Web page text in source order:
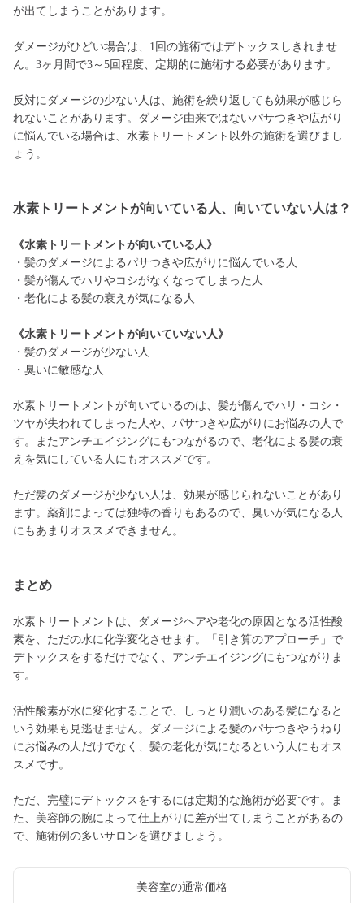
が出てしまうことがあります。
ダメージがひどい場合は、1回の施術ではデトックスしきれませ
ん。3ヶ月間で3～5回程度、定期的に施術する必要があります。
反対にダメージの少ない人は、施術を繰り返しても効果が感じら
れないことがあります。ダメージ由来ではないパサつきや広がり
に悩んでいる場合は、水素トリートメント以外の施術を選びまし
ょう。
水素トリートメントが向いている人、向いていない人は？
《水素トリートメントが向いている人》
・髪のダメージによるパサつきや広がりに悩んでいる人
・髪が傷んでハリやコシがなくなってしまった人
・老化による髪の衰えが気になる人
《水素トリートメントが向いていない人》
・髪のダメージが少ない人
・臭いに敏感な人
水素トリートメントが向いているのは、髪が傷んでハリ・コシ・
ツヤが失われてしまった人や、パサつきや広がりにお悩みの人で
す。またアンチエイジングにもつながるので、老化による髪の衰
えを気にしている人にもオススメです。
ただ髪のダメージが少ない人は、効果が感じられないことがあり
ます。薬剤によっては独特の香りもあるので、臭いが気になる人
にもあまりオススメできません。
まとめ
水素トリートメントは、ダメージヘアや老化の原因となる活性酸
素を、ただの水に化学変化させます。「引き算のアプローチ」で
デトックスをするだけでなく、アンチエイジングにもつながりま
す。
活性酸素が水に変化することで、しっとり潤いのある髪になると
いう効果も見逃せません。ダメージによる髪のパサつきやうねり
にお悩みの人だけでなく、髪の老化が気になるという人にもオス
スメです。
ただ、完璧にデトックスをするには定期的な施術が必要です。ま
た、美容師の腕によって仕上がりに差が出てしまうことがあるの
で、施術例の多いサロンを選びましょう。
美容室の通常価格